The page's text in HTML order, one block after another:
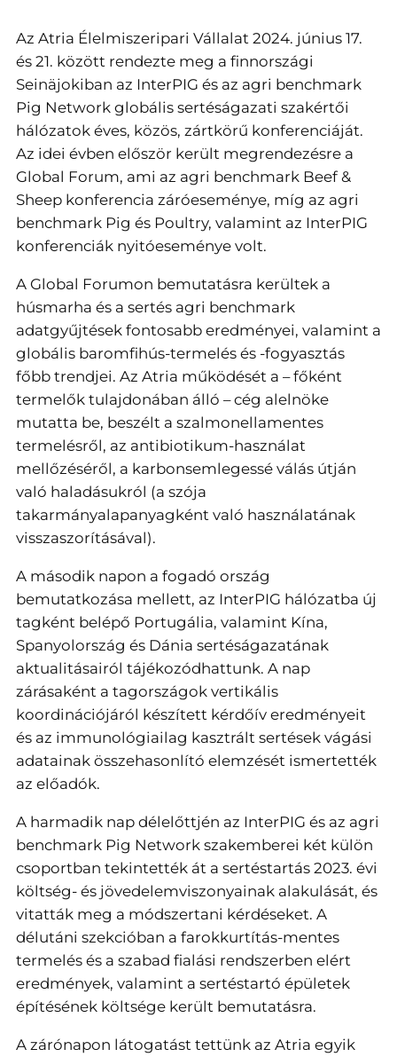
Az Atria Élelmiszeripari Vállalat 2024. június 17.
és 21. között rendezte meg a finnországi
Seinӓjokiban az InterPIG és az agri benchmark
Pig Network globális sertéságazati szakértői
hálózatok éves, közös, zártkörű konferenciáját.
Az idei évben először került megrendezésre a
Global Forum, ami az agri benchmark Beef &
Sheep konferencia záróeseménye, míg az agri
benchmark Pig és Poultry, valamint az InterPIG
konferenciák nyitóeseménye volt.
A Global Forumon bemutatásra kerültek a
húsmarha és a sertés agri benchmark
adatgyűjtések fontosabb eredményei, valamint a
globális baromfihús-termelés és -fogyasztás
főbb trendjei. Az Atria működését a – főként
termelők tulajdonában álló – cég alelnöke
mutatta be, beszélt a szalmonellamentes
termelésről, az antibiotikum-használat
mellőzéséről, a karbonsemlegessé válás útján
való haladásukról (a szója
takarmányalapanyagként való használatának
visszaszorításával).
A második napon a fogadó ország
bemutatkozása mellett, az InterPIG hálózatba új
tagként belépő Portugália, valamint Kína,
Spanyolország és Dánia sertéságazatának
aktualitásairól tájékozódhattunk. A nap
zárásaként a tagországok vertikális
koordinációjáról készített kérdőív eredményeit
és az immunológiailag kasztrált sertések vágási
adatainak összehasonlító elemzését ismertették
az előadók.
A harmadik nap délelőttjén az InterPIG és az agri
benchmark Pig Network szakemberei két külön
csoportban tekintették át a sertéstartás 2023. évi
költség- és jövedelemviszonyainak alakulását, és
vitatták meg a módszertani kérdéseket. A
délutáni szekcióban a farokkurtítás-mentes
termelés és a szabad fialási rendszerben elért
eredmények, valamint a sertéstartó épületek
építésének költsége került bemutatásra.
A zárónapon látogatást tettünk az Atria egyik